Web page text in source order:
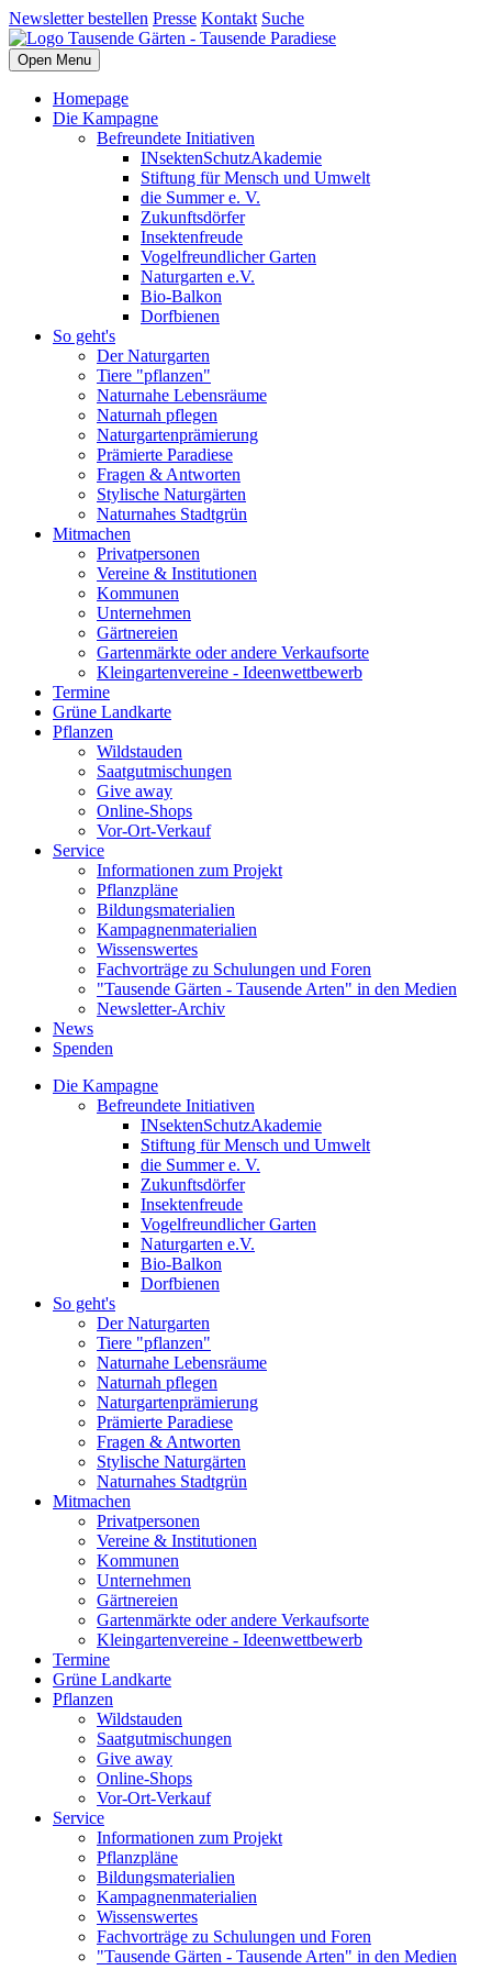
Newsletter bestellen Presse Kontakt Suche
Open Menu
Homepage
Die Kampagne
Befreundete Initiativen
INsektenSchutzAkademie
Stiftung für Mensch und Umwelt
die Summer e. V.
Zukunftsdörfer
Insektenfreude
Vogelfreundlicher Garten
Naturgarten e.V.
Bio-Balkon
Dorfbienen
So geht's
Der Naturgarten
Tiere "pflanzen"
Naturnahe Lebensräume
Naturnah pflegen
Naturgartenprämierung
Prämierte Paradiese
Fragen & Antworten
Stylische Naturgärten
Naturnahes Stadtgrün
Mitmachen
Privatpersonen
Vereine & Institutionen
Kommunen
Unternehmen
Gärtnereien
Gartenmärkte oder andere Verkaufsorte
Kleingartenvereine - Ideenwettbewerb
Termine
Grüne Landkarte
Pflanzen
Wildstauden
Saatgutmischungen
Give away
Online-Shops
Vor-Ort-Verkauf
Service
Informationen zum Projekt
Pflanzpläne
Bildungsmaterialien
Kampagnenmaterialien
Wissenswertes
Fachvorträge zu Schulungen und Foren
"Tausende Gärten - Tausende Arten" in den Medien
Newsletter-Archiv
News
Spenden
Die Kampagne
Befreundete Initiativen
INsektenSchutzAkademie
Stiftung für Mensch und Umwelt
die Summer e. V.
Zukunftsdörfer
Insektenfreude
Vogelfreundlicher Garten
Naturgarten e.V.
Bio-Balkon
Dorfbienen
So geht's
Der Naturgarten
Tiere "pflanzen"
Naturnahe Lebensräume
Naturnah pflegen
Naturgartenprämierung
Prämierte Paradiese
Fragen & Antworten
Stylische Naturgärten
Naturnahes Stadtgrün
Mitmachen
Privatpersonen
Vereine & Institutionen
Kommunen
Unternehmen
Gärtnereien
Gartenmärkte oder andere Verkaufsorte
Kleingartenvereine - Ideenwettbewerb
Termine
Grüne Landkarte
Pflanzen
Wildstauden
Saatgutmischungen
Give away
Online-Shops
Vor-Ort-Verkauf
Service
Informationen zum Projekt
Pflanzpläne
Bildungsmaterialien
Kampagnenmaterialien
Wissenswertes
Fachvorträge zu Schulungen und Foren
"Tausende Gärten - Tausende Arten" in den Medien